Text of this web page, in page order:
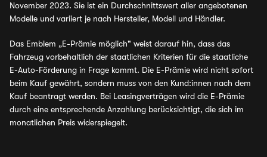
November 2023. Sie ist ein Durchschnittswert aller angebotenen
Modelle und variiert je nach Hersteller, Modell und Händler.
Das Emblem „E-Prämie möglich" weist darauf hin, dass das
Fahrzeug vorbehaltlich der staatlichen Kriterien für die staatliche
E-Auto-Förderung in Frage kommt. Die E-Prämie wird nicht sofort
beim Kauf gewährt, sondern muss von den Kund:innen nach dem
Kauf beantragt werden. Bei Leasingverträgen wird die E-Prämie
durch eine entsprechende Anzahlung berücksichtigt, die sich im
monatlichen Preis widerspiegelt.